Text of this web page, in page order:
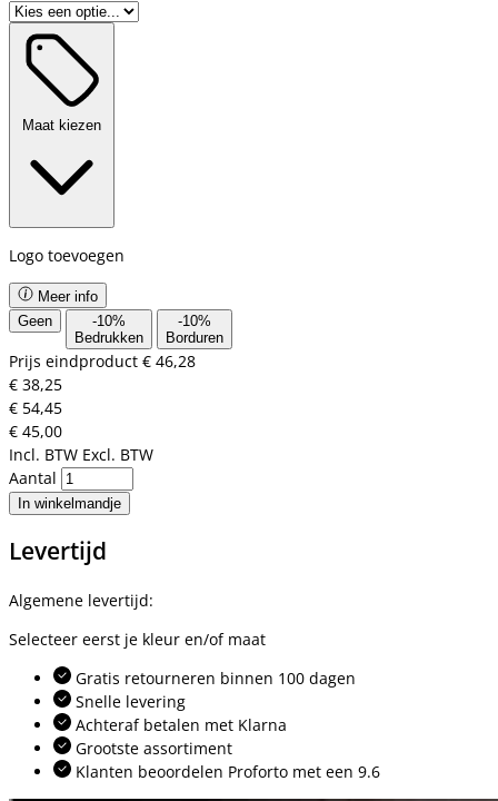
Maat kiezen
Logo toevoegen
Meer info
Geen
-10%
Bedrukken
-10%
Borduren
Prijs eindproduct € 46,28
€ 38,25
€ 54,45
€ 45,00
Incl. BTW Excl. BTW
Aantal
In winkelmandje
Levertijd
Algemene levertijd:
Selecteer eerst je kleur en/of maat
Gratis retourneren binnen 100 dagen
Snelle levering
Achteraf betalen met Klarna
Grootste assortiment
Klanten beoordelen Proforto met een 9.6